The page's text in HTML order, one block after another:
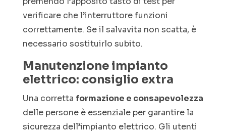
verificare che l’interruttore funzioni
correttamente. Se il salvavita non scatta, è
necessario sostituirlo subito.
Manutenzione impianto
elettrico: consiglio extra
Una corretta formazione e consapevolezza
delle persone è essenziale per garantire la
sicurezza dell’impianto elettrico. Gli utenti